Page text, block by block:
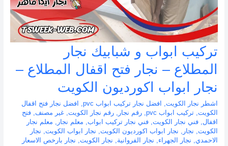
تركيب ابواب و شبابيك نجار
المطلاع – نجار فتح اقفال المطلاع –
نجار ابواب اكورديون الكويت
اشطر نجار الكويت, افضل نجار تركيب ابواب pvc , افضل نجار فتح اقفال
الكويت, تركيب ابواب pvc , رقم نجار رقم نجار الكويت, غير مصنف, فتح
اقفال فني نجار الكويت, فني نجار تركيب ابواب, معلم نجار
معلم نجار
الكويت, نجار نجار ابواب اكورديون الكويت, نجار ابواب الكويت, نجار
الاحمدي
نجار الجهراء نجار الفروانية نجار الكويت, نجار بارخص الاسعار